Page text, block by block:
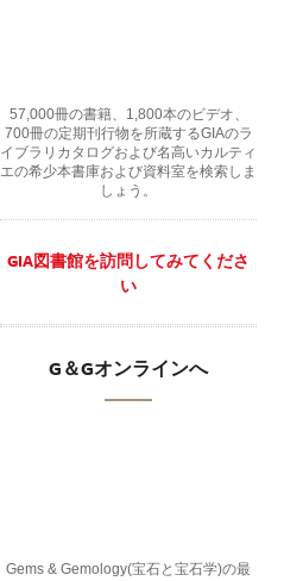
57,000冊の書籍、1,800本のビデオ、
700冊の定期刊行物を所蔵するGIAのラ
イブラリカタログおよび名高いカルティ
エの希少本書庫および資料室を検索しま
しょう。
GIA図書館を訪問してみてくださ
い
G＆Gオンラインへ
Gems & Gemology(宝石と宝石学)の最